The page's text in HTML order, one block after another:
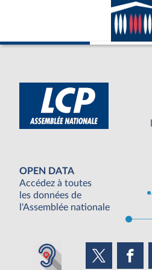
OPEN DATA
Accédez à toutes
les données de
l'Assemblée nationale